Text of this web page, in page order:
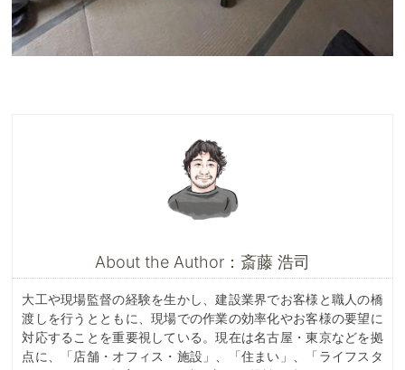
About the Author：斎藤 浩司
大工や現場監督の経験を生かし、建設業界でお客様と職人の橋
渡しを行うとともに、現場での作業の効率化やお客様の要望に
対応することを重要視している。現在は名古屋・東京などを拠
点に、「店舗・オフィス・施設」、「住まい」、「ライフスタ